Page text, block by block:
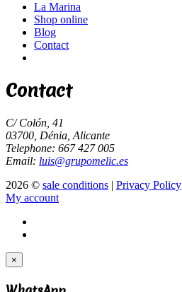
La Marina
Shop online
Blog
Contact
Contact
C/ Colón, 41
03700, Dénia, Alicante
Telephone: 667 427 005
Email: luis@grupomelic.es
2026 © sale conditions | Privacy Policy
My account
×